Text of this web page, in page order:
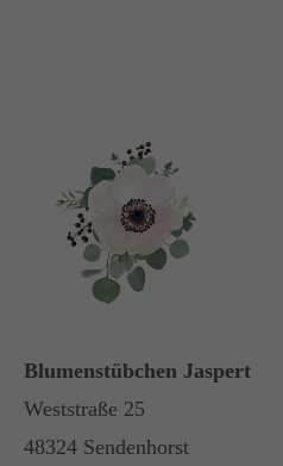
Blumenstübchen Jaspert
Weststraße 25
48324 Sendenhorst